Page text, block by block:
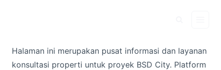
Halaman ini merupakan pusat informasi dan layanan
konsultasi properti untuk proyek BSD City. Platform